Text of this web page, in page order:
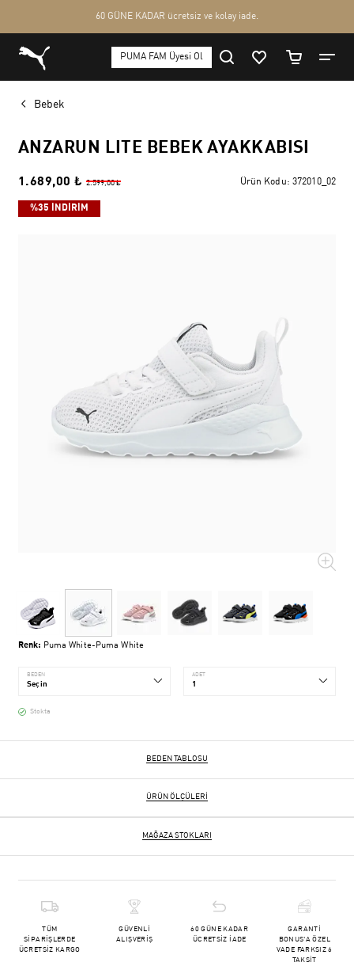
Bebek
ANZARUN LITE BEBEK AYAKKABISI
1.689,00 ₺ 2.599,00 ₺ Ürün Kodu: 372010_02
%35 İNDİRİM
Renk: Puma White-Puma White
BEDEN ADET
Stokta
BEDEN TABLOSU
ÜRÜN ÖLÇÜLERI
MAĞAZA STOKLARI
TÜM
SİPARİŞLERDE
ÜCRETSİZ KARGO
GÜVENLİ
ALIŞVERİŞ
60 GÜNE KADAR
ÜCRETSİZ İADE
GARANTİ
BONUS'A ÖZEL
VADE FARKSIZ 6
TAKSİT